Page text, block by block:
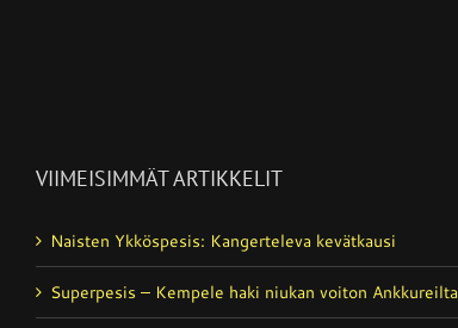
VIIMEISIMMÄT ARTIKKELIT
Naisten Ykköspesis: Kangerteleva kevätkausi
Superpesis – Kempele haki niukan voiton Ankkureilta